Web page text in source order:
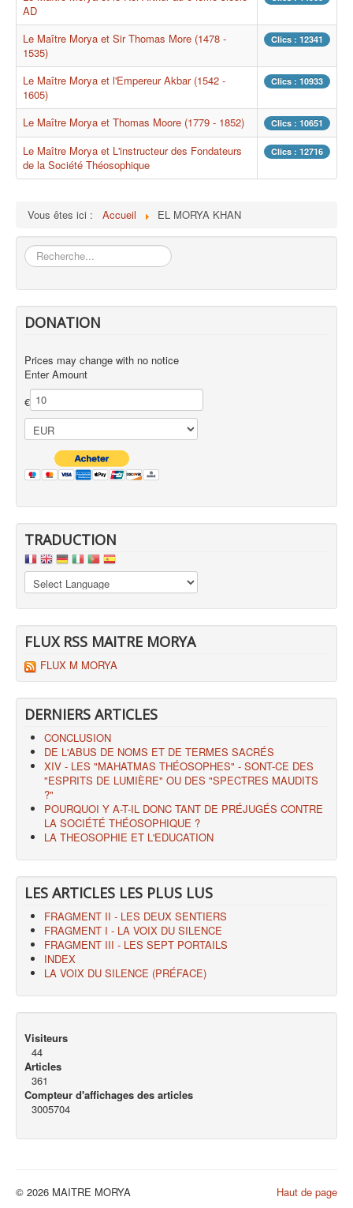
AD
Le Maître Morya et Sir Thomas More (1478 -
1535)
Clics : 12341
Le Maître Morya et l'Empereur Akbar (1542 -
1605)
Clics : 10933
Le Maître Morya et Thomas Moore (1779 - 1852) Clics : 10651
Le Maître Morya et L'instructeur des Fondateurs
de la Société Théosophique
Clics : 12716
Vous êtes ici : Accueil EL MORYA KHAN
Rechercher
DONATION
Prices may change with no notice
Enter Amount
€
TRADUCTION
FLUX RSS MAITRE MORYA
FLUX M MORYA
DERNIERS ARTICLES
CONCLUSION
DE L'ABUS DE NOMS ET DE TERMES SACRÉS
XIV - LES "MAHATMAS THÉOSOPHES" - SONT-CE DES
"ESPRITS DE LUMIÈRE" OU DES "SPECTRES MAUDITS
?"
POURQUOI Y A-T-IL DONC TANT DE PRÉJUGÉS CONTRE
LA SOCIÉTÉ THÉOSOPHIQUE ?
LA THEOSOPHIE ET L'EDUCATION
LES ARTICLES LES PLUS LUS
FRAGMENT II - LES DEUX SENTIERS
FRAGMENT I - LA VOIX DU SILENCE
FRAGMENT III - LES SEPT PORTAILS
INDEX
LA VOIX DU SILENCE (PRÉFACE)
Visiteurs
44
Articles
361
Compteur d'affichages des articles
3005704
Haut de page
© 2026 MAITRE MORYA